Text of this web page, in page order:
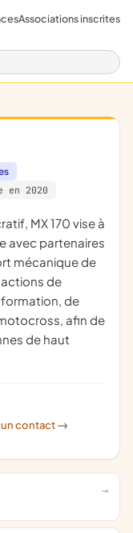
Associations inscrites
en 2020
avec partenaires
mécanique de
de
de
afin de
de haut
contact ->